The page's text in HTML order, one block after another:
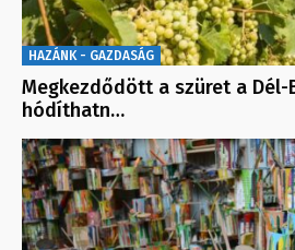
HAZÁNK - GAZDASÁG
Megkezdődött a szüret a Dél-
hódíthatn…